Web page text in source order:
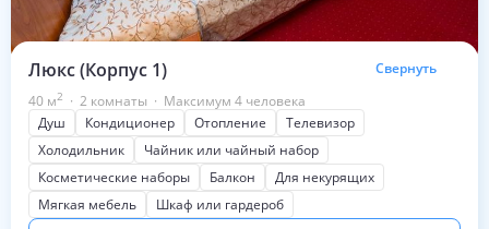
Люкс (Корпус 1)
Свернуть
40 м2 · 2 комнаты · Максимум 4 человека
Душ
Кондиционер Отопление
Телевизор
Холодильник
Чайник или чайный набор
Косметические наборы
Балкон
Для некурящих
Мягкая мебель
Шкаф или гардероб